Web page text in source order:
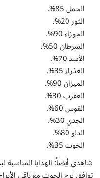
الحمل 85%.
الثور 20%.
الجوزاء 90%.
السرطان 50%.
الأسد 70%.
العذراء 35%.
الميزان 90%.
العقرب 30%.
القوس 60%.
الجدي 30%.
الدلو 80%.
الحوت 35%.
شاهدي أيضاً: الهدايا المناسبة